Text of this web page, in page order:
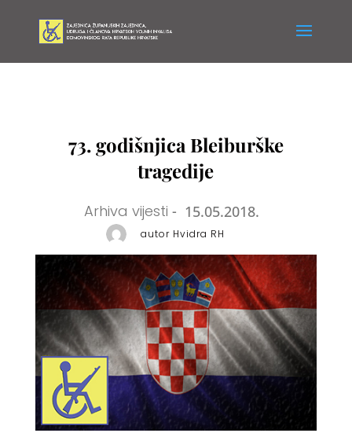
73. godišnjica Bleiburške
tragedije
Arhiva vijesti - 15.05.2018.
autor Hvidra RH